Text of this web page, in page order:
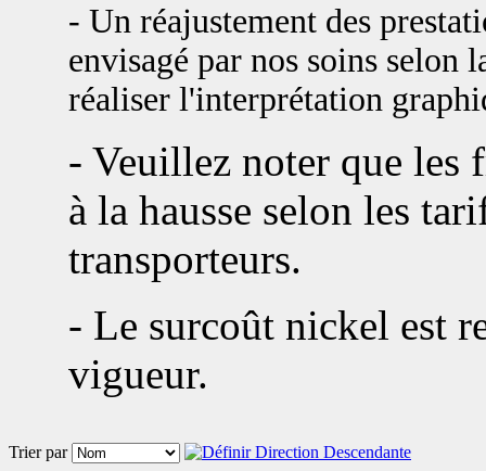
- Un réajustement des
envisagé par nos soins
réaliser l'interprétation
- Veuillez noter que les
à la hausse selon les
transporteurs.
- Le surcoût nickel est
vigueur.
Trier par